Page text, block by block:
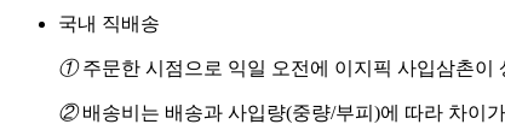
국내 직배송
①주문한 시점으로 익일 오전에 이지픽 사입삼촌이
②배송비는 배송과 사입량(중량/부피)에 따라 차이